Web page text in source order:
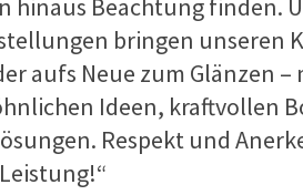
hinaus Beachtung finden.
bringen unseren
aufs Neue zum Glänzen –
Ideen, kraftvollen
Respekt und